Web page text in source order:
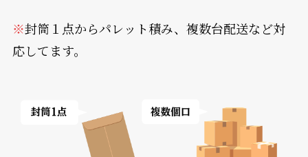
※封筒１点からパレット積み、複数台配送など対
応してます。